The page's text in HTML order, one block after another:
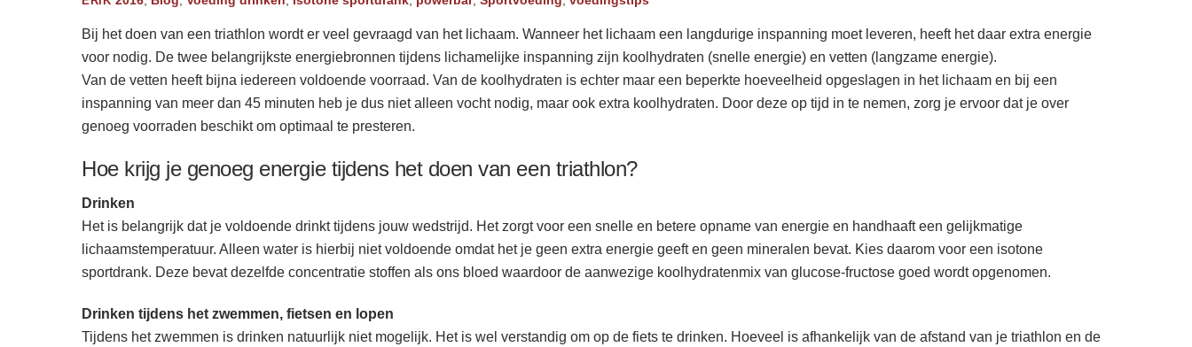
Bij het doen van een triathlon wordt er veel gevraagd van het lichaam. Wanneer het lichaam een langdurige inspanning moet leveren, heeft het daar extra energie
voor nodig. De twee belangrijkste energiebronnen tijdens lichamelijke inspanning zijn koolhydraten (snelle energie) en vetten (langzame energie).
Van de vetten heeft bijna iedereen voldoende voorraad. Van de koolhydraten is echter maar een beperkte hoeveelheid opgeslagen in het lichaam en bij een
inspanning van meer dan 45 minuten heb je dus niet alleen vocht nodig, maar ook extra koolhydraten. Door deze op tijd in te nemen, zorg je ervoor dat je over
genoeg voorraden beschikt om optimaal te presteren.
Hoe krijg je genoeg energie tijdens het doen van een triathlon?
Drinken
Het is belangrijk dat je voldoende drinkt tijdens jouw wedstrijd. Het zorgt voor een snelle en betere opname van energie en handhaaft een gelijkmatige
lichaamstemperatuur. Alleen water is hierbij niet voldoende omdat het je geen extra energie geeft en geen mineralen bevat. Kies daarom voor een isotone
sportdrank. Deze bevat dezelfde concentratie stoffen als ons bloed waardoor de aanwezige koolhydratenmix van glucose-fructose goed wordt opgenomen.
Drinken tijdens het zwemmen, fietsen en lopen
Tijdens het zwemmen is drinken natuurlijk niet mogelijk. Het is wel verstandig om op de fiets te drinken. Hoeveel is afhankelijk van de afstand van je triathlon en de